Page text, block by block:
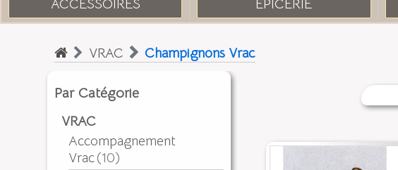
ACCESSOIRES ÉPICERIE
VRAC Champignons Vrac
Par Catégorie
VRAC
Accompagnement
Vrac(10)